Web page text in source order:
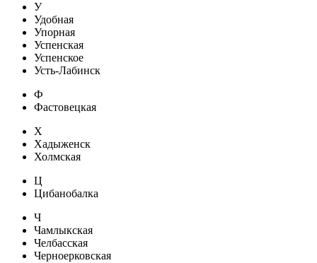
У
Удобная
Упорная
Успенская
Успенское
Усть-Лабинск
Ф
Фастовецкая
Х
Хадыженск
Холмская
Ц
Цибанобалка
Ч
Чамлыкская
Челбасская
Черноерковская